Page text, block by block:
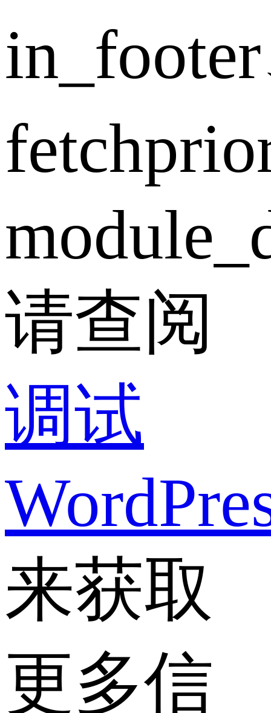
请查阅
调试
来获取
更多信